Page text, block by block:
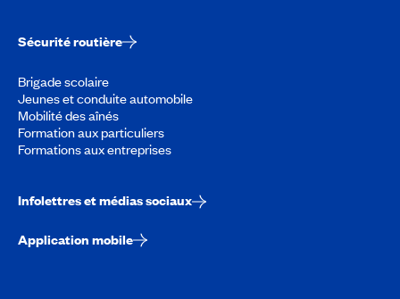
Sécurité routière
Brigade scolaire
Jeunes et conduite automobile
Mobilité des aînés
Formation aux particuliers
Formations aux entreprises
Infolettres et médias sociaux
Application mobile